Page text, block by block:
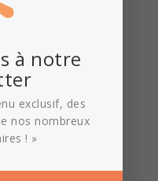
à notre
exclusif, des
nos nombreux
! »